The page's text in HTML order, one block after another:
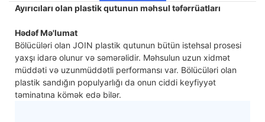
Ayırıcıları olan plastik qutunun məhsul təfərrüatları
Hədəf Mə'lumat
Bölücüləri olan JOIN plastik qutunun bütün istehsal prosesi
yaxşı idarə olunur və səmərəlidir. Məhsulun uzun xidmət
müddəti və uzunmüddətli performansı var. Bölücüləri olan
plastik sandığın populyarlığı da onun ciddi keyfiyyət
təminatına kömək edə bilər.